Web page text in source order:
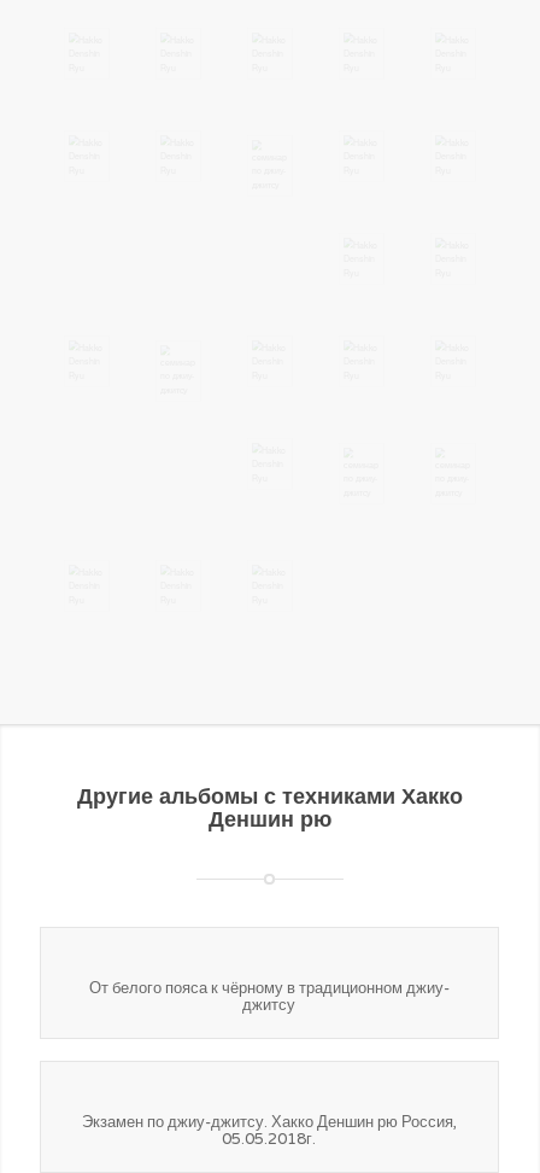
Другие альбомы с техниками Хакко
Деншин рю
От белого пояса к чёрному в традиционном джиу-
джитсу
Экзамен по джиу-джитсу. Хакко Деншин рю Россия,
05.05.2018г.